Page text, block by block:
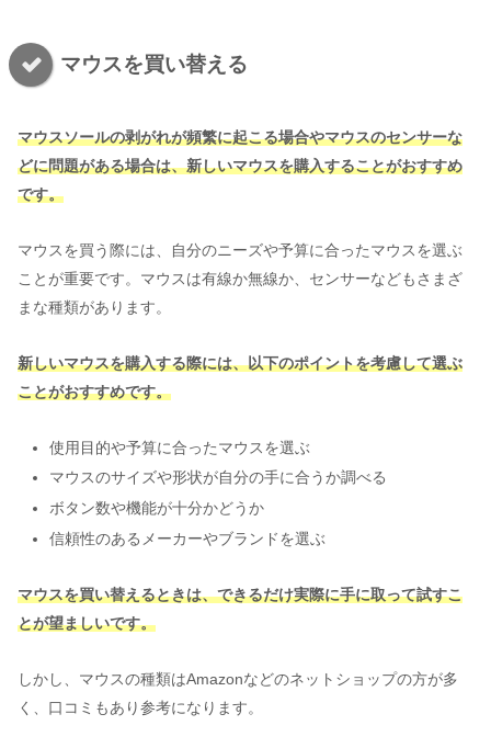
マウスを買い替える
マウスソールの剥がれが頻繁に起こる場合やマウスのセンサーな
どに問題がある場合は、新しいマウスを購入することがおすすめ
です。
マウスを買う際には、自分のニーズや予算に合ったマウスを選ぶ
ことが重要です。マウスは有線か無線か、センサーなどもさまざ
まな種類があります。
新しいマウスを購入する際には、以下のポイントを考慮して選ぶ
ことがおすすめです。
使用目的や予算に合ったマウスを選ぶ
マウスのサイズや形状が自分の手に合うか調べる
ボタン数や機能が十分かどうか
信頼性のあるメーカーやブランドを選ぶ
マウスを買い替えるときは、できるだけ実際に手に取って試すこ
とが望ましいです。
しかし、マウスの種類はAmazonなどのネットショップの方が多
く、口コミもあり参考になります。